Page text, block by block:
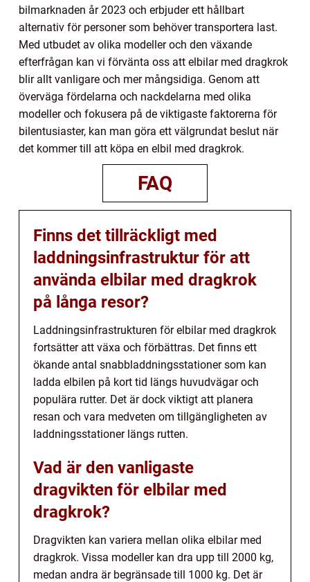
bilmarknaden år 2023 och erbjuder ett hållbart
alternativ för personer som behöver transportera last.
Med utbudet av olika modeller och den växande
efterfrågan kan vi förvänta oss att elbilar med dragkrok
blir allt vanligare och mer mångsidiga. Genom att
överväga fördelarna och nackdelarna med olika
modeller och fokusera på de viktigaste faktorerna för
bilentusiaster, kan man göra ett välgrundat beslut när
det kommer till att köpa en elbil med dragkrok.
FAQ
Finns det tillräckligt med
laddningsinfrastruktur för att
använda elbilar med dragkrok
på långa resor?
Laddningsinfrastrukturen för elbilar med dragkrok
fortsätter att växa och förbättras. Det finns ett
ökande antal snabbladdningsstationer som kan
ladda elbilen på kort tid längs huvudvägar och
populära rutter. Det är dock viktigt att planera
resan och vara medveten om tillgängligheten av
laddningsstationer längs rutten.
Vad är den vanligaste
dragvikten för elbilar med
dragkrok?
Dragvikten kan variera mellan olika elbilar med
dragkrok. Vissa modeller kan dra upp till 2000 kg,
medan andra är begränsade till 1000 kg. Det är